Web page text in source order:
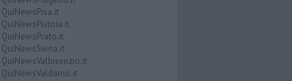
QuiNewsPisa.it
QuiNewsPistoia.it
QuiNewsPrato.it
QuiNewsSiena.it
QuiNewsValbisenzio.it
QuiNewsValdarno.it